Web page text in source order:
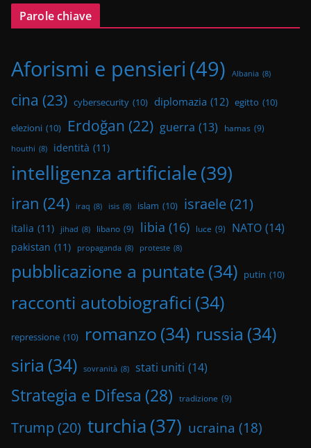
Parole chiave
Aforismi e pensieri (49) Albania (8)
cina (23) cybersecurity (10) diplomazia (12) egitto (10)
elezioni (10) Erdoğan (22) guerra (13) hamas (9)
houthi (8) identità (11)
intelligenza artificiale(39)
iran (24) iraq (8) isis (8) islam (10) israele(21)
italia (11) jihad (8) libano (9) libia (16) luce (9) NATO (14)
pakistan (11) propaganda (8) proteste (8)
pubblicazione a puntate (34) putin (10)
racconti autobiografici (34)
repressione (10) romanzo (34) russia (34)
siria (34) sovranità (8) stati uniti (14)
Strategia e Difesa (28) tradizione (9)
Trump (20) turchia(37) ucraina (18)